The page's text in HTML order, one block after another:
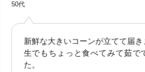
50代
新鮮な大きいコーンが立てて届き
生でもちょっと食べてみて茹で
た。